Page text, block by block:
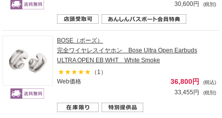
30,600円 (税別)
BOSE（ボーズ）
完全ワイヤレスイヤホン Bose Ultra Open Earbuds
ULTRA OPEN EB WHT White Smoke
（1）
Web価格
36,800円 (税込)
33,455円 (税別)